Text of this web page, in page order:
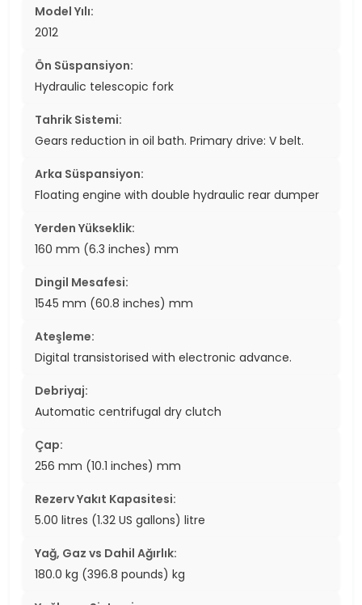
Model Yılı:
2012
Ön Süspansiyon:
Hydraulic telescopic fork
Tahrik Sistemi:
Gears reduction in oil bath. Primary drive: V belt.
Arka Süspansiyon:
Floating engine with double hydraulic rear dumper
Yerden Yükseklik:
160 mm (6.3 inches) mm
Dingil Mesafesi:
1545 mm (60.8 inches) mm
Ateşleme:
Digital transistorised with electronic advance.
Debriyaj:
Automatic centrifugal dry clutch
Çap:
256 mm (10.1 inches) mm
Rezerv Yakıt Kapasitesi:
5.00 litres (1.32 US gallons) litre
Yağ, Gaz vs Dahil Ağırlık:
180.0 kg (396.8 pounds) kg